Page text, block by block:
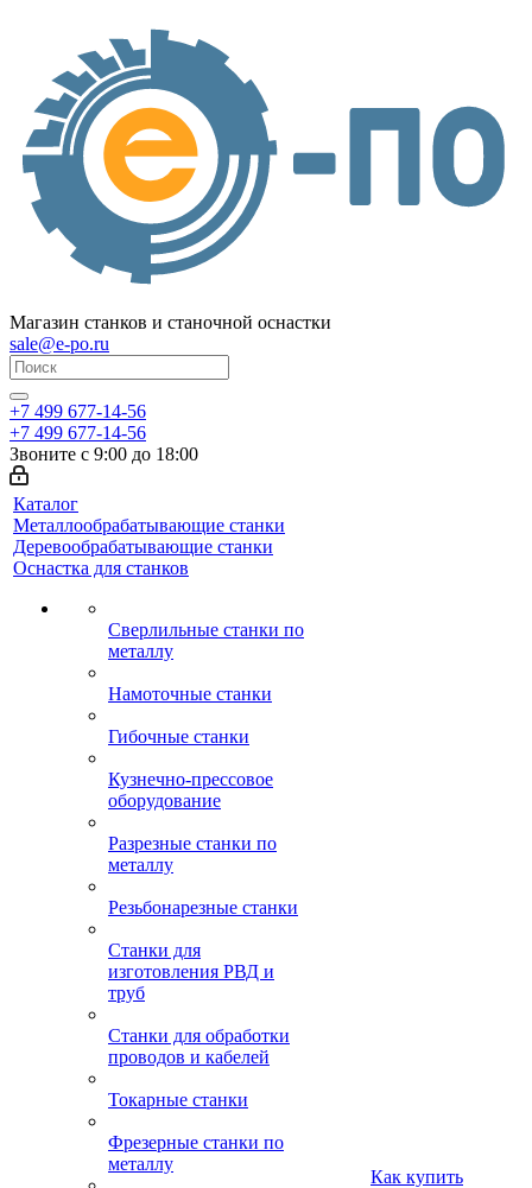
Магазин станков и станочной оснастки
sale@e-po.ru
+7 499 677-14-56
+7 499 677-14-56
Звоните с 9:00 до 18:00
Каталог
Металлообрабатывающие станки
Деревообрабатывающие станки
Оснастка для станков
Сверлильные станки по
металлу
Намоточные станки
Гибочные станки
Кузнечно-прессовое
оборудование
Разрезные станки по
металлу
Резьбонарезные станки
Станки для
изготовления РВД и
труб
Станки для обработки
проводов и кабелей
Токарные станки
Фрезерные станки по
металлу
Как купить